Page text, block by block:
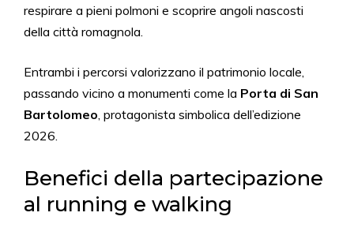
respirare a pieni polmoni e scoprire angoli nascosti
della città romagnola.
Entrambi i percorsi valorizzano il patrimonio locale,
passando vicino a monumenti come la Porta di San
Bartolomeo, protagonista simbolica dell’edizione
2026.
Benefici della partecipazione
al running e walking